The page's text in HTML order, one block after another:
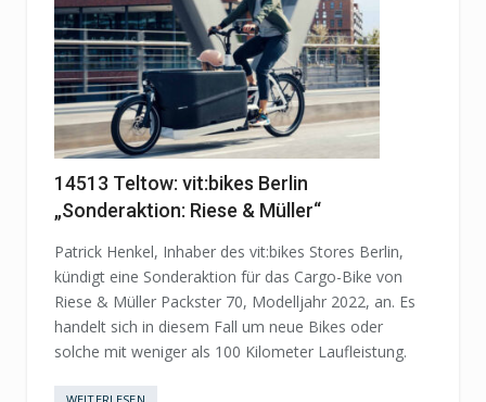
14513 Teltow: vit:bikes Berlin
„Sonderaktion: Riese & Müller“
Patrick Henkel, Inhaber des vit:bikes Stores Berlin,
kündigt eine Sonderaktion für das Cargo-Bike von
Riese & Müller Packster 70, Modelljahr 2022, an. Es
handelt sich in diesem Fall um neue Bikes oder
solche mit weniger als 100 Kilometer Laufleistung.